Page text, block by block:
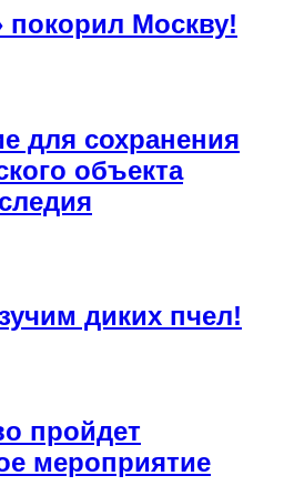
Москву!
для сохранения
объекта
диких пчел!
пройдет
мероприятие